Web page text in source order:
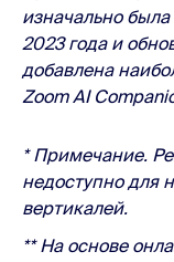
изначально
2023 года и
добавлена
Zoom AI
* Примечание.
недоступно для
вертикалей.
** На основе